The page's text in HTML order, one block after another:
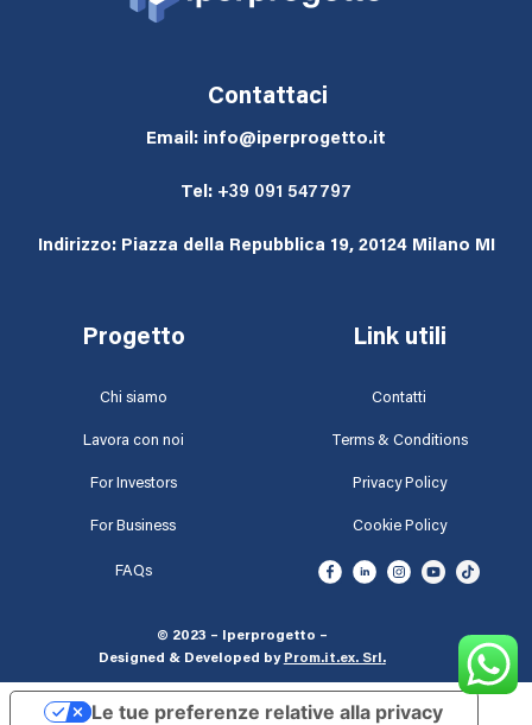
Contattaci
Email: info@iperprogetto.it
Tel: +39 091 547797
Indirizzo: Piazza della Repubblica 19, 20124 Milano MI
Progetto Link utili
Chi siamo Contatti
Lavora con noi Terms & Conditions
For Investors Privacy Policy
For Business Cookie Policy
FAQs
© 2023 – Iperprogetto –
Designed & Developed by Prom.it.ex. Srl .
Le tue preferenze relative alla privacy